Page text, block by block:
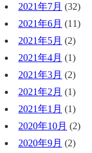
2021年7月 (32)
2021年6月 (11)
2021年5月 (2)
2021年4月 (1)
2021年3月 (2)
2021年2月 (1)
2021年1月 (1)
2020年10月 (2)
2020年9月 (2)